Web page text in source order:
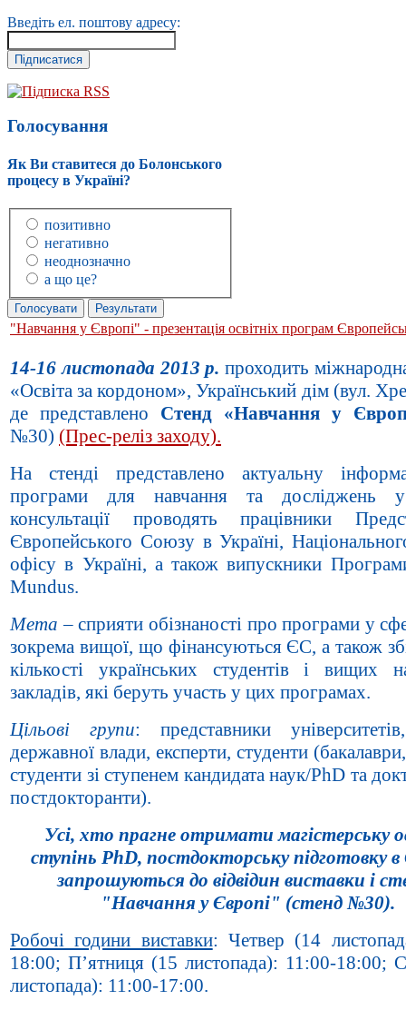
Введіть ел. поштову адресу:
Підписка RSS
Голосування
Як Ви ставитеся до Болонського
процесу в Україні?
позитивно
негативно
неоднозначно
а що це?
"Навчання у Європі" - презентація освітніх програм
14-16 листопада 2013 р. проходить
«Освіта за кордоном», Український дім (вул.
де представлено Стенд «Навчання у
№30) (Прес-реліз заходу).
На стенді представлено актуальну
програми для навчання та досліджень
консультації проводять працівники
Європейського Союзу в Україні,
офісу в Україні, а також випускники
Mundus.
Мета– сприяти обізнаності про програми у
зокрема вищої, що фінансуються ЄС, а також
кількості українських студентів і вищих
закладів, які беруть участь у цих програмах.
Цільові групи: представники
державної влади, експерти, студенти
студенти зі ступенем кандидата наук/PhD та
постдокторанти).
Усі, хто прагне отримати магістерську
ступінь PhD, постдокторську підготовку в
запрошуються до відвідин виставки і
"Навчання у Європі" (стенд №30).
Робочі години виставки: Четвер (14
18:00; П’ятниця (15 листопада): 11:00-18:00;
листопада): 11:00-17:00.